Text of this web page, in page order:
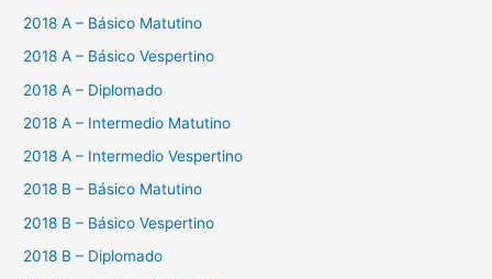
2018 A – Básico Matutino
2018 A – Básico Vespertino
2018 A – Diplomado
2018 A – Intermedio Matutino
2018 A – Intermedio Vespertino
2018 B – Básico Matutino
2018 B – Básico Vespertino
2018 B – Diplomado